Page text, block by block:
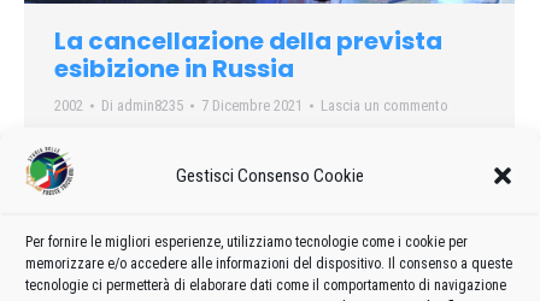
Gestisci Consenso Cookie
Per fornire le migliori esperienze, utilizziamo tecnologie come i cookie per
memorizzare e/o accedere alle informazioni del dispositivo. Il consenso a queste
tecnologie ci permetterà di elaborare dati come il comportamento di navigazione
La cancellazione della prevista
esibizione in Russia
2002 Di admin8235 7 Dicembre 2021 Lascia un commento
Cancellata la prevista esibizione in Russia a Domodedovo
pochi giorni prima della data di effettuazione…